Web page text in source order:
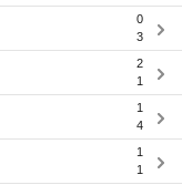
0
3
2
1
1
4
1
1